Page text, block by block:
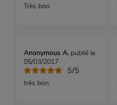
Très bon
Anonymous A. publié le
05/03/2017
5/5
très bon